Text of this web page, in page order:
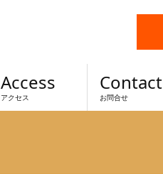
Access
アクセス
Contact
お問合せ